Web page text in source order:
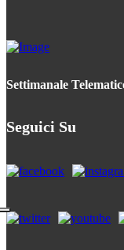
Settimanale
Seguici Su